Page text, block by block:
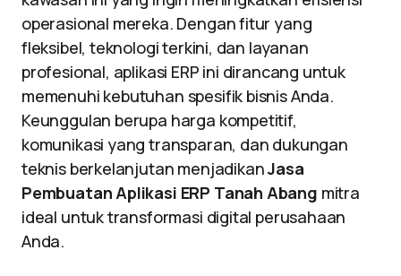
operasional mereka. Dengan fitur yang
fleksibel, teknologi terkini, dan layanan
profesional, aplikasi ERP ini dirancang untuk
memenuhi kebutuhan spesifik bisnis Anda.
Keunggulan berupa harga kompetitif,
komunikasi yang transparan, dan dukungan
teknis berkelanjutan menjadikanJasa
Pembuatan Aplikasi ERP Tanah Abang mitra
ideal untuk transformasi digital perusahaan
Anda.